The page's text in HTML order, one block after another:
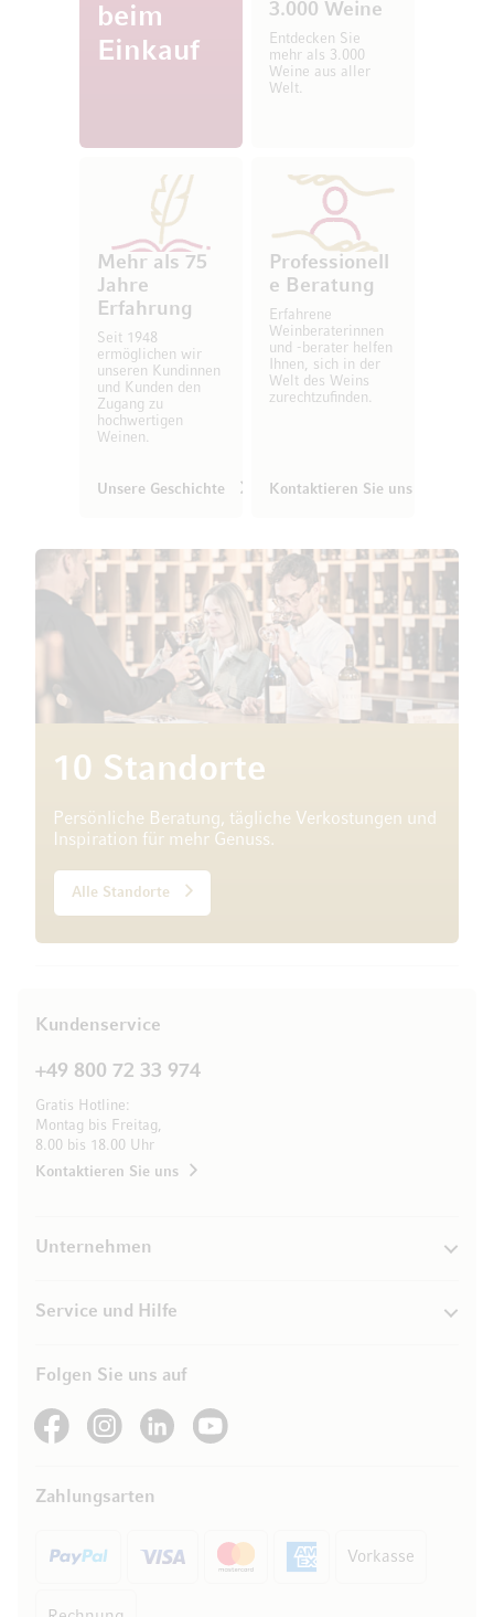
beim
Einkauf
3.000 Weine
Entdecken Sie
mehr als 3.000
Weine aus aller
Welt.
Mehr als 75
Jahre
Erfahrung
Seit 1948
ermöglichen wir
unseren Kundinnen
und Kunden den
Zugang zu
hochwertigen
Weinen.
Unsere Geschichte
Professionell
e Beratung
Erfahrene
Weinberaterinnen
und -berater helfen
Ihnen, sich in der
Welt des Weins
zurechtzufinden.
Kontaktieren Sie uns
10 Standorte
Persönliche Beratung, tägliche Verkostungen und
Inspiration für mehr Genuss.
Alle Standorte
Kundenservice
+49 800 72 33 974
Gratis Hotline:
Montag bis Freitag,
8.00 bis 18.00 Uhr
Kontaktieren Sie uns
Unternehmen
Service und Hilfe
Folgen Sie uns auf
See our FacebookSee our Instagram account
See our LinkedInSee our YouTube channel
Zahlungsarten
Vorkasse